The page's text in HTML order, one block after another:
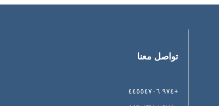
تواصل معنا
+٩٧٤ ٤٤٥٥٤٧٠٦